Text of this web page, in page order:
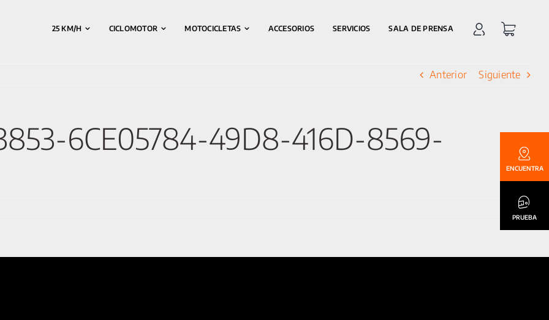
25 KM/H CICLOMOTOR MOTOCICLETAS ACCESORIOS SERVICIOS SALA DE PRENSA
Anterior Siguiente
6CE05784-49D8-416D-8569-
ENCUENTRA
PRUEBA